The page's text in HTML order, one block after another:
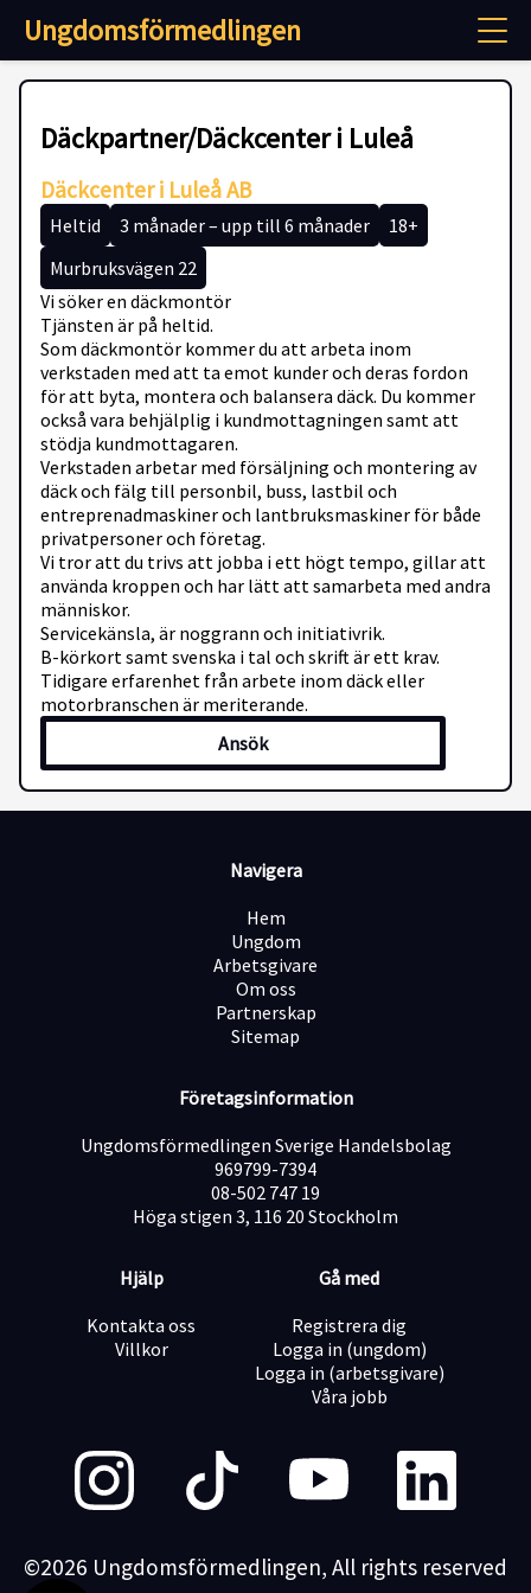
Ungdomsförmedlingen
Däckpartner/Däckcenter i Luleå
Däckcenter i Luleå AB
Heltid 3 månader – upp till 6 månader
18+
Murbruksvägen 22
Vi söker en däckmontör
Tjänsten är på heltid.
Som däckmontör kommer du att arbeta inom
verkstaden med att ta emot kunder och deras fordon
för att byta, montera och balansera däck. Du kommer
också vara behjälplig i kundmottagningen samt att
stödja kundmottagaren.
Verkstaden arbetar med försäljning och montering av
däck och fälg till personbil, buss, lastbil och
entreprenadmaskiner och lantbruksmaskiner för både
privatpersoner och företag.
Vi tror att du trivs att jobba i ett högt tempo, gillar att
använda kroppen och har lätt att samarbeta med andra
människor.
Servicekänsla, är noggrann och initiativrik.
B-körkort samt svenska i tal och skrift är ett krav.
Tidigare erfarenhet från arbete inom däck eller
motorbranschen är meriterande.
Ansök
Navigera
Hem
Ungdom
Arbetsgivare
Om oss
Partnerskap
Sitemap
Företagsinformation
Ungdomsförmedlingen Sverige Handelsbolag
969799-7394
08-502 747 19
Höga stigen 3, 116 20 Stockholm
Hjälp
Kontakta oss
Villkor
Gå med
Registrera dig
Logga in (ungdom)
Logga in (arbetsgivare)
Våra jobb
©2026 Ungdomsförmedlingen, All rights reserved